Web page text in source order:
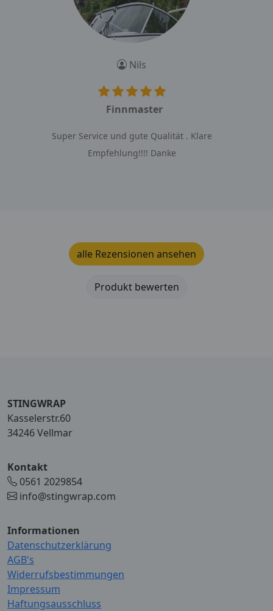
Nils
Finnmaster
Super Service und gute Qualität . Klare
Empfehlung!!!! Danke
alle Rezensionen ansehen
Produkt bewerten
STINGWRAP
Kasselerstr.60
34246 Vellmar
Kontakt
0561 2029854
info@stingwrap.com
Informationen
Datenschutzerklärung
AGB's
Widerrufsbestimmungen
Impressum
Haftungsausschluss